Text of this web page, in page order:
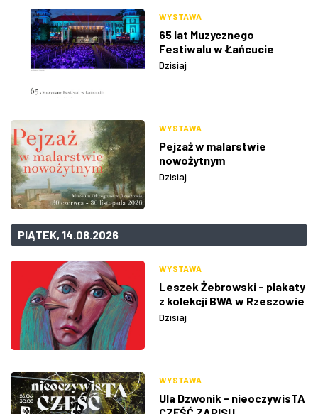
WYSTAWA
65 lat Muzycznego
Festiwalu w Łańcucie
Dzisiaj
WYSTAWA
Pejzaż w malarstwie
nowożytnym
Dzisiaj
PIĄTEK, 14.08.2026
WYSTAWA
Leszek Żebrowski - plakaty
z kolekcji BWA w Rzeszowie
Dzisiaj
WYSTAWA
Ula Dzwonik - nieoczywisTA